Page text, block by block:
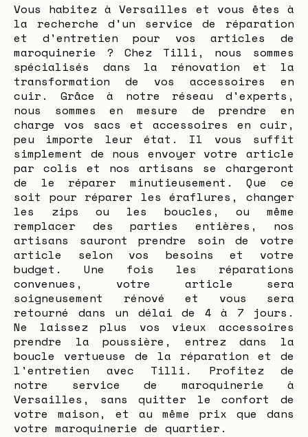
Vous habitez à Versailles et vous êtes à
la recherche d'un service de réparation
et d'entretien pour vos articles de
maroquinerie ? Chez Tilli, nous sommes
spécialisés dans la rénovation et la
transformation de vos accessoires en
cuir. Grâce à notre réseau d'experts,
nous sommes en mesure de prendre en
charge vos sacs et accessoires en cuir,
peu importe leur état. Il vous suffit
simplement de nous envoyer votre article
par colis et nos artisans se chargeront
de le réparer minutieusement. Que ce
soit pour réparer les éraflures, changer
les zips ou les boucles, ou même
remplacer des parties entières, nos
artisans sauront prendre soin de votre
article selon vos besoins et votre
budget. Une fois les réparations
convenues, votre article sera
soigneusement rénové et vous sera
retourné dans un délai de 4 à 7 jours.
Ne laissez plus vos vieux accessoires
prendre la poussière, entrez dans la
boucle vertueuse de la réparation et de
l'entretien avec Tilli. Profitez de
notre service de maroquinerie à
Versailles, sans quitter le confort de
votre maison, et au même prix que dans
votre maroquinerie de quartier.